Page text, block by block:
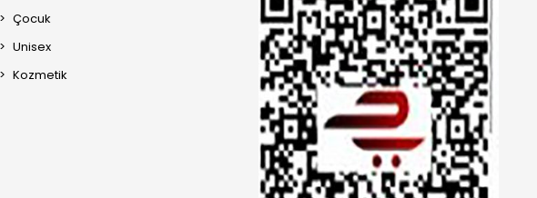
Çocuk
Unisex
Kozmetik